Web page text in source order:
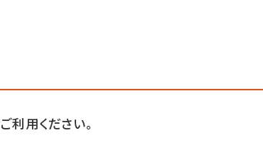
利用ください。